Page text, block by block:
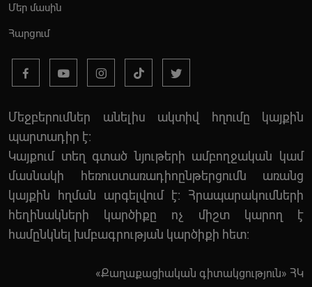
Մեր մասին
Հարցում
Մեջբերումներ անելիս ակտիվ հղումը կայքին
պարտադիր է:
Կայքում տեղ գտած նյութերի ամբողջական կամ
մասնակի հեռուստառադիոընթերցումն առանց
կայքին հղման արգելվում է: Հրապարակումների
հեղինակների կարծիքը ոչ միշտ կարող է
համընկնել խմբագրության կարծիքի հետ:
«Քաղաքացիական գիտակցություն» ՀԿ